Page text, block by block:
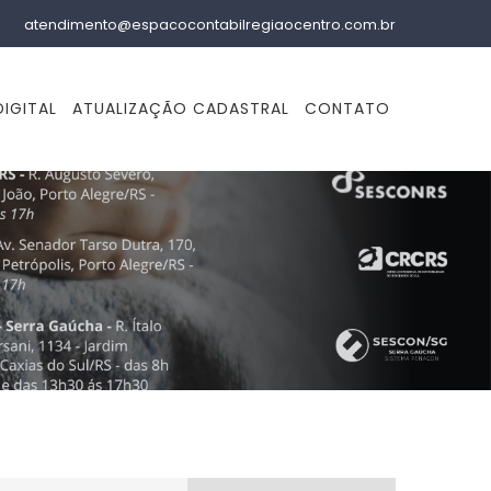
atendimento@espacocontabilregiaocentro.com.br
ATUALIZAÇÃO CADASTRAL CONTATO